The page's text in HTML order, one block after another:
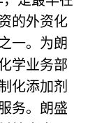
的外资化
一。为朗
学业务部
化添加剂
务。朗盛